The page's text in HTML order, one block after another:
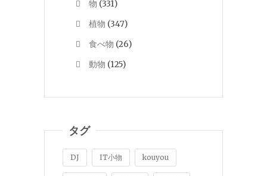
物 (331)
植物 (347)
食べ物 (26)
動物 (125)
タグ
DJ IT小物 kouyou